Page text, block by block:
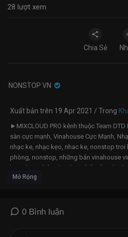
28 lượt xem
Chia Sẻ
NONSTOP VN
Xuất bản trên 19 Apr 2021 / Trong
►MIXCLOUD PRO kênh thuộc Team
sàn cực mạnh, Vinahouse Cực Mạnh,
nhạc ke, nhạc kẹo, nhac ke, nonstop
phòng, nonstop, những bản vinahouse
hợp những bản nhạc hay nhất của các dj
Đăng Kí Ngay: https://
Mở Rộng
0 Bình luận